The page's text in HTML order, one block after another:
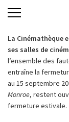
La Cinémathèque
ses salles de
l’ensemble des
entraîne la
au 15 septembre
Monroe, restent
fermeture estivale.